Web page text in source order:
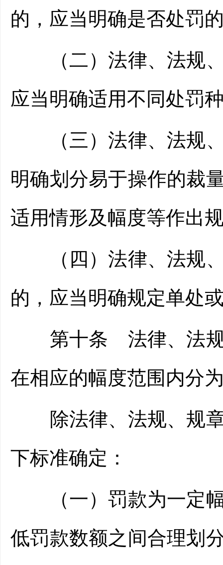
的，应当明确是否处
（二）法律、法规、
应当明确适用不同处
（三）法律、法规、
明确划分易于操作的裁
适用情形及幅度等作
（四）法律、法规、
的，应当明确规定单处
第十条 法律、法规
在相应的幅度范围内分
除法律、法规、规章
下标准确定：
（一）罚款为一定幅
低罚款数额之间合理划